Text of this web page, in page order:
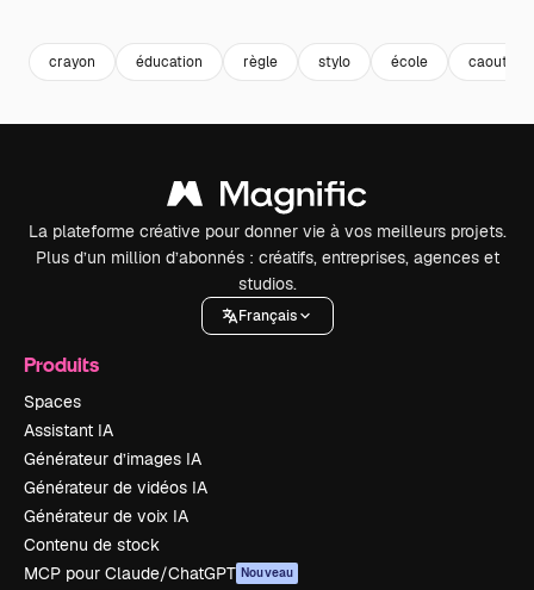
crayon éducation règle stylo école
La plateforme créative pour donner vie à vos meilleurs projets.
Plus d’un million d’abonnés : créatifs, entreprises, agences et
studios.
Français
Produits
Spaces
Assistant IA
Générateur d’images IA
Générateur de vidéos IA
Générateur de voix IA
Contenu de stock
MCP pour Claude/ChatGPT Nouveau